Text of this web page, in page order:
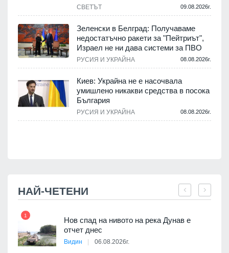
СВЕТЪТ 09.08.2026г.
Зеленски в Белград: Получаваме
недостатъчно ракети за "Пейтриът",
Израел не ни дава системи за ПВО
РУСИЯ И УКРАЙНА 08.08.2026г.
Киев: Украйна не е насочвала
умишлено никакви средства в посока
България
РУСИЯ И УКРАЙНА 08.08.2026г.
НАЙ-ЧЕТЕНИ
1
Нов спад на нивото на река Дунав е
отчет днес
Видин 06.08.2026г.